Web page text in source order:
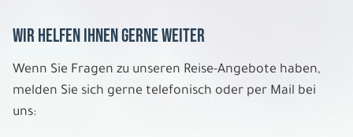
Wir helfen Ihnen gerne weiter
Wenn Sie Fragen zu unseren Reise-Angebote haben,
melden Sie sich gerne telefonisch oder per Mail bei
uns: